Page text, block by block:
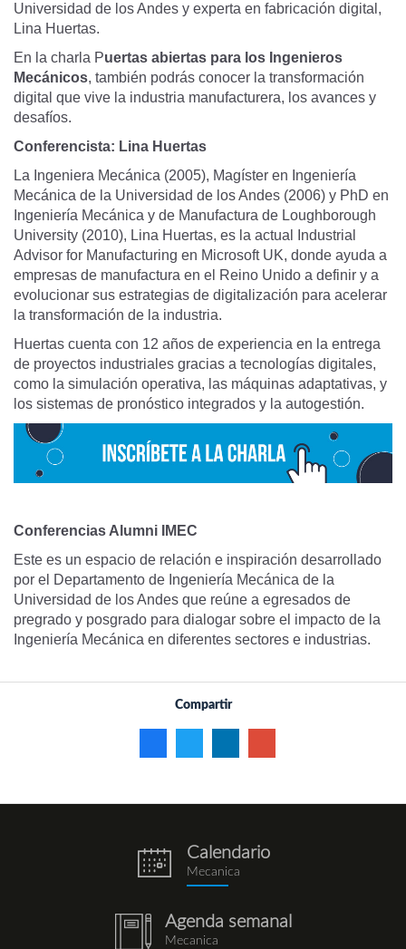
Universidad de los Andes y experta en fabricación digital,
Lina Huertas.
En la charla Puertas abiertas para los Ingenieros
Mecánicos, también podrás conocer la transformación
digital que vive la industria manufacturera, los avances y
desafíos.
Conferencista: Lina Huertas
La Ingeniera Mecánica (2005), Magíster en Ingeniería
Mecánica de la Universidad de los Andes (2006) y PhD en
Ingeniería Mecánica y de Manufactura de Loughborough
University (2010), Lina Huertas, es la actual Industrial
Advisor for Manufacturing en Microsoft UK, donde ayuda a
empresas de manufactura en el Reino Unido a definir y a
evolucionar sus estrategias de digitalización para acelerar
la transformación de la industria.
Huertas cuenta con 12 años de experiencia en la entrega
de proyectos industriales gracias a tecnologías digitales,
como la simulación operativa, las máquinas adaptativas, y
los sistemas de pronóstico integrados y la autogestión.
Conferencias Alumni IMEC
Este es un espacio de relación e inspiración desarrollado
por el Departamento de Ingeniería Mecánica de la
Universidad de los Andes que reúne a egresados de
pregrado y posgrado para dialogar sobre el impacto de la
Ingeniería Mecánica en diferentes sectores e industrias.
Compartir
eventos.png
Calendario
Mecanica
notebookAgenda semanal
Mecanica